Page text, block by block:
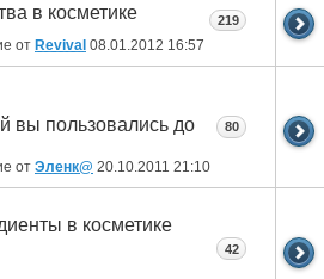
в косметике
от Revival 08.01.2012 16:57
219
вы пользовались до
от Эленк@ 20.10.2011 21:10
80
в косметике
42